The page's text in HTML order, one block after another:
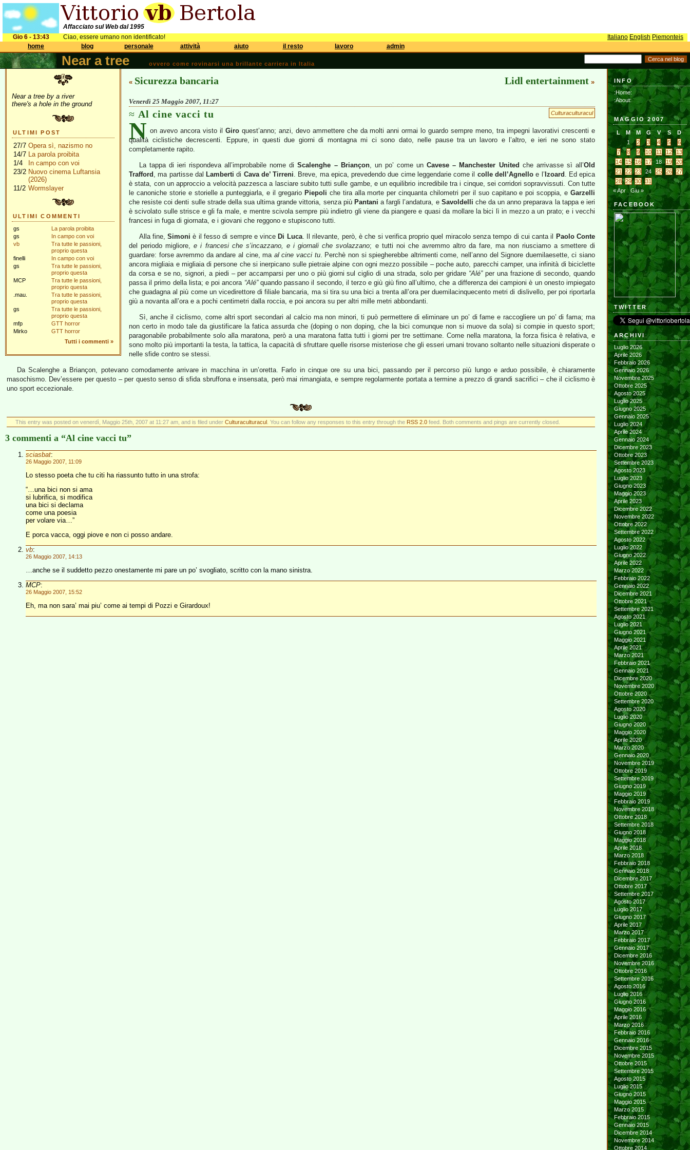
Affacciato sul Web dal 1995
Gio 6 - 13:43
Ciao, essere umano non identificato! Italiano English Piemonteis
home
blog personale attività aiuto il resto lavoro admin
Near a tree ovvero come rovinarsi una brillante carriera in Italia
Near a tree by a river
there's a hole in the ground
ULTIMI POST
27/7 Opera sì, nazismo no
14/7 La parola proibita
1/4
In campo con voi
23/2 Nuovo cinema Luftansia
(2026)
11/2 Wormslayer
ULTIMI COMMENTI
gs
La parola proibita
gs
In campo con voi
vb
Tra tutte le passioni,
proprio questa
finelli
In campo con voi
gs
Tra tutte le passioni,
proprio questa
MCP
Tra tutte le passioni,
proprio questa
.mau.
Tra tutte le passioni,
proprio questa
gs
Tra tutte le passioni,
proprio questa
mfp
GTT horror
Mirko
GTT horror
Tutti i commenti »
« Sicurezza bancaria Lidl entertainment »
Venerdì 25 Maggio 2007, 11:27
Culturaculturacul
Al cine vacci tu
N on avevo ancora visto il Giroquest’anno; anzi, devo ammettere che da molti anni ormai lo guardo sempre meno, tra impegni lavorativi crescenti e
qualità ciclistiche decrescenti. Eppure, in questi due giorni di montagna mi ci sono dato, nelle pause tra un lavoro e l’altro, e ieri ne sono stato
completamente rapito.
La tappa di ieri rispondeva all’improbabile nome diScalenghe – Briançon, un po’ come unCavese – Manchester United che arrivasse sì all’Old
Trafford , ma partisse dal Lamberti di Cava de’ Tirreni. Breve, ma epica, prevedendo due cime leggendarie come il colle dell’Agnelloe l’ Izoard . Ed epica
è stata, con un approccio a velocità pazzesca a lasciare subito tutti sulle gambe, e un equilibrio incredibile tra i cinque, sei corridori sopravvissuti. Con tutte
le canoniche storie e storielle a punteggiarla, e il gregario Piepoli che tira alla morte per cinquanta chilometri per il suo capitano e poi scoppia, eGarzelli
che resiste coi denti sulle strade della sua ultima grande vittoria, senza più Pantani a fargli l’andatura, e Savoldelli che da un anno preparava la tappa e ieri
è scivolato sulle strisce e gli fa male, e mentre scivola sempre più indietro gli viene da piangere e quasi da mollare la bici lì in mezzo a un prato; e i vecchi
francesi in fuga di giornata, e i giovani che reggono e stupiscono tutti.
Alla fine,Simoni è il fesso di sempre e vince Di Luca. Il rilevante, però, è che si verifica proprio quel miracolo senza tempo di cui canta il
Paolo Conte
del periodo migliore,e i francesi che s’incazzano, e i giornali che svolazzano; e tutti noi che avremmo altro da fare, ma non riusciamo a smettere di
guardare: forse avremmo da andare al cine, ma al cine vacci tu. Perchè non si spiegherebbe altrimenti come, nell’anno del Signore duemilaesette, ci siano
ancora migliaia e migliaia di persone che si inerpicano sulle pietraie alpine con ogni mezzo possibile – poche auto, parecchi camper, una infinità di biciclette
da corsa e se no, signori, a piedi – per accamparsi per uno o più giorni sul ciglio di una strada, solo per gridare “Alé”per una frazione di secondo, quando
passa il primo della lista; e poi ancora “Alé”quando passano il secondo, il terzo e giù giù fino all’ultimo, che a differenza dei campioni è un onesto impiegato
che guadagna al più come un vicedirettore di filiale bancaria, ma si tira su una bici a trenta all’ora per duemilacinquecento metri di dislivello, per poi riportarla
giù a novanta all’ora e a pochi centimetri dalla roccia, e poi ancora su per altri mille metri abbondanti.
Sì, anche il ciclismo, come altri sport secondari al calcio ma non minori, ti può permettere di eliminare un po’ di fame e raccogliere un po’ di fama; ma
non certo in modo tale da giustificare la fatica assurda che (doping o non doping, che la bici comunque non si muove da sola) si compie in questo sport;
paragonabile probabilmente solo alla maratona, però a una maratona fatta tutti i giorni per tre settimane. Come nella maratona, la forza fisica è relativa, e
sono molto più importanti la testa, la tattica, la capacità di sfruttare quelle risorse misteriose che gli esseri umani trovano soltanto nelle situazioni disperate o
nelle sfide contro se stessi.
Da Scalenghe a Briançon, potevano comodamente arrivare in macchina in un’oretta. Farlo in cinque ore su una bici, passando per il percorso più lungo e arduo possibile, è chiaramente
masochismo. Dev’essere per questo – per questo senso di sfida sbruffona e insensata, però mai rimangiata, e sempre regolarmente portata a termine a prezzo di grandi sacrifici – che il ciclismo è
uno sport eccezionale.
This entry was posted on venerdì, Maggio 25th, 2007 at 11:27 am, and is filed under Culturaculturacul. You can follow any responses to this entry through the RSS 2.0feed. Both comments and pings are currently closed.
3 commenti a “Al cine vacci tu”
sciasbat:
26 Maggio 2007, 11:09
Lo stesso poeta che tu citi ha riassunto tutto in una strofa:
“…una bici non si ama
si lubrifica, si modifica
una bici si declama
come una poesia
per volare via…”
E porca vacca, oggi piove e non ci posso andare.
vb:
26 Maggio 2007, 14:13
…anche se il suddetto pezzo onestamente mi pare un po’ svogliato, scritto con la mano sinistra.
MCP:
26 Maggio 2007, 15:52
Eh, ma non sara’ mai piu’ come ai tempi di Pozzi e Girardoux!
INFO
:Home:
:About:
MAGGIO 2007
L M M G V S
D
1
2 3 4 5
6
7
8 9 10 11 12
13
14
15 16 17 18 19
20
21
22 23 24 25 26
27
28
29 30
31
« Apr
Giu »
FACEBOOK
TWITTER
ARCHIVI
Luglio 2026
Aprile 2026
Febbraio 2026
Gennaio 2026
Novembre 2025
Ottobre 2025
Agosto 2025
Luglio 2025
Giugno 2025
Gennaio 2025
Luglio 2024
Aprile 2024
Gennaio 2024
Dicembre 2023
Ottobre 2023
Settembre 2023
Agosto 2023
Luglio 2023
Giugno 2023
Maggio 2023
Aprile 2023
Dicembre 2022
Novembre 2022
Ottobre 2022
Settembre 2022
Agosto 2022
Luglio 2022
Giugno 2022
Aprile 2022
Marzo 2022
Febbraio 2022
Gennaio 2022
Dicembre 2021
Ottobre 2021
Settembre 2021
Agosto 2021
Luglio 2021
Giugno 2021
Maggio 2021
Aprile 2021
Marzo 2021
Febbraio 2021
Gennaio 2021
Dicembre 2020
Novembre 2020
Ottobre 2020
Settembre 2020
Agosto 2020
Luglio 2020
Giugno 2020
Maggio 2020
Aprile 2020
Marzo 2020
Gennaio 2020
Novembre 2019
Ottobre 2019
Settembre 2019
Giugno 2019
Maggio 2019
Febbraio 2019
Novembre 2018
Ottobre 2018
Settembre 2018
Giugno 2018
Maggio 2018
Aprile 2018
Marzo 2018
Febbraio 2018
Gennaio 2018
Dicembre 2017
Ottobre 2017
Settembre 2017
Agosto 2017
Luglio 2017
Giugno 2017
Aprile 2017
Marzo 2017
Febbraio 2017
Gennaio 2017
Dicembre 2016
Novembre 2016
Ottobre 2016
Settembre 2016
Agosto 2016
Luglio 2016
Giugno 2016
Maggio 2016
Aprile 2016
Marzo 2016
Febbraio 2016
Gennaio 2016
Dicembre 2015
Novembre 2015
Ottobre 2015
Settembre 2015
Agosto 2015
Luglio 2015
Giugno 2015
Maggio 2015
Marzo 2015
Febbraio 2015
Gennaio 2015
Dicembre 2014
Novembre 2014
Ottobre 2014